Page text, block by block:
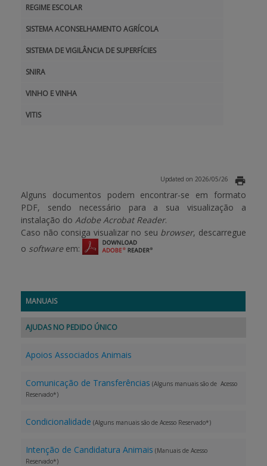
REGIME ESCOLAR
SISTEMA ACONSELHAMENTO AGRÍCOLA
SISTEMA DE VIGILÂNCIA DE SUPERFÍCIES
SNIRA
VINHO E VINHA
VITIS
Updated on 2026/05/26
Alguns documentos podem encontrar-se em formato
PDF, sendo necessário para a sua visualização a
instalação do Adobe Acrobat Reader.
Caso não consiga visualizar no seu browser, descarregue
o softwareem:
MANUAIS
AJUDAS NO PEDIDO ÚNICO
Apoios Associados Animais
Comunicação de Transferências (Alguns manuais são de Acesso
Reservado*)
Condicionalidade (Alguns manuais são de Acesso Reservado*)
Intenção de Candidatura Animais (Manuais de Acesso
Reservado*)